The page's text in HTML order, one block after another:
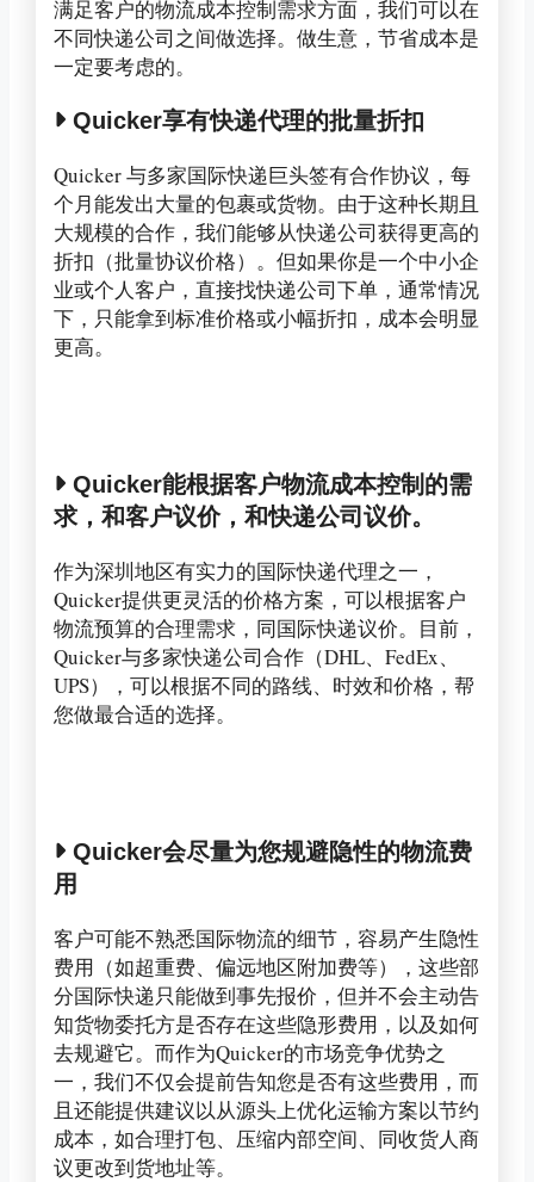
满足客户的物流成本控制需求方面，我们可以在
不同快递公司之间做选择。做生意，节省成本是
一定要考虑的。
Quicker享有快递代理的批量折扣
Quicker 与多家国际快递巨头签有合作协议，每
个月能发出大量的包裹或货物。由于这种长期且
大规模的合作，我们能够从快递公司获得更高的
折扣（批量协议价格）。但如果你是一个中小企
业或个人客户，直接找快递公司下单，通常情况
下，只能拿到标准价格或小幅折扣，成本会明显
更高。
Quicker能根据客户物流成本控制的需
求，和客户议价，和快递公司议价。
作为深圳地区有实力的国际快递代理之一，
Quicker提供更灵活的价格方案，可以根据客户
物流预算的合理需求，同国际快递议价。目前，
Quicker与多家快递公司合作（DHL、FedEx、
UPS），可以根据不同的路线、时效和价格，帮
您做最合适的选择。
Quicker会尽量为您规避隐性的物流费
用
客户可能不熟悉国际物流的细节，容易产生隐性
费用（如超重费、偏远地区附加费等），这些部
分国际快递只能做到事先报价，但并不会主动告
知货物委托方是否存在这些隐形费用，以及如何
去规避它。而作为Quicker的市场竞争优势之
一，我们不仅会提前告知您是否有这些费用，而
且还能提供建议以从源头上优化运输方案以节约
成本，如合理打包、压缩内部空间、同收货人商
议更改到货地址等。